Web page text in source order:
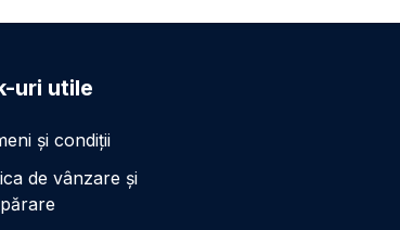
uri utile
și condiții
de vânzare și